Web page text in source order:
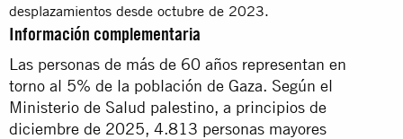
desplazamientos desde octubre de 2023.
Información complementaria
Las personas de más de 60 años representan en
torno al 5% de la población de Gaza. Según el
Ministerio de Salud palestino, a principios de
diciembre de 2025, 4.813 personas mayores